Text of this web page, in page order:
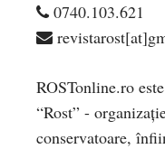
0740.103.621
ROSTonline.ro
“Rost” -
conservatoare,